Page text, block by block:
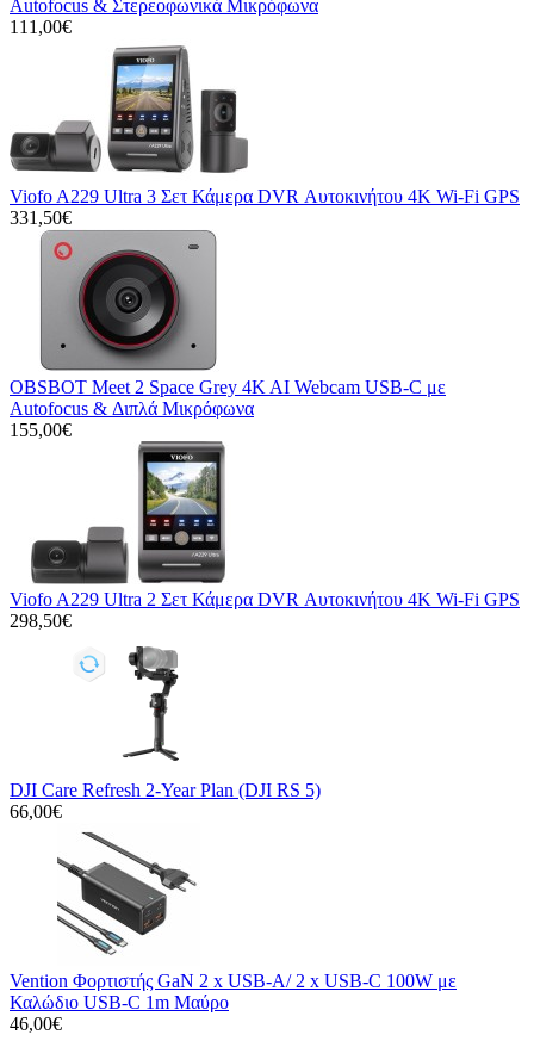
Autofocus & Στερεοφωνικά Μικρόφωνα
111,00€
Viofo A229 Ultra 3 Σετ Κάμερα DVR Αυτοκινήτου 4K Wi-Fi GPS
331,50€
OBSBOT Meet 2 Space Grey 4K AI Webcam USB-C με
Autofocus & Διπλά Μικρόφωνα
155,00€
Viofo A229 Ultra 2 Σετ Κάμερα DVR Αυτοκινήτου 4K Wi-Fi GPS
298,50€
DJI Care Refresh 2-Year Plan (DJI RS 5)
66,00€
Vention Φορτιστής GaN 2 x USB-A/ 2 x USB-C 100W με
Καλώδιο USB-C 1m Μαύρο
46,00€